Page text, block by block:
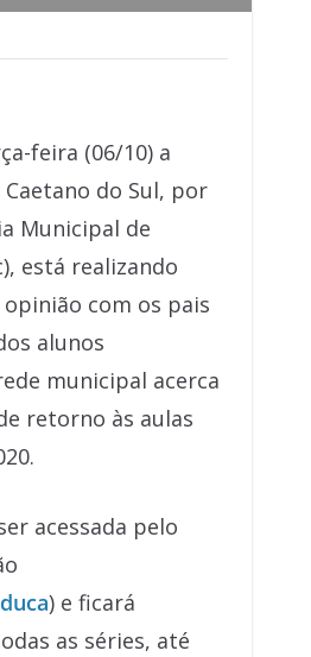
feira (06/10) a
do Sul, por
Municipal de
está realizando
com os pais
alunos
municipal acerca
retorno às aulas
acessada pelo
) e ficará
as séries, até